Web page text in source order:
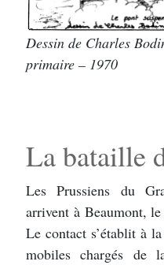
Dessin de Charles
primaire – 1970
La bataille
Les Prussiens du
arrivent à Beaumont,
Le contact s’établit à
mobiles chargés de